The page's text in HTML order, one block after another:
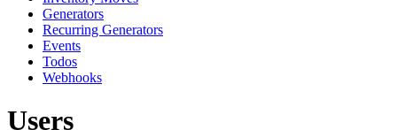
Generators
Recurring Generators
Events
Todos
Webhooks
Users